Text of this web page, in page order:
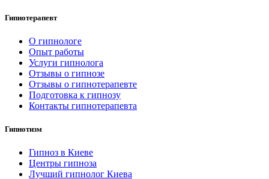
Гипнотерапевт
О гипнологе
Опыт работы
Услуги гипнолога
Отзывы о гипнозе
Отзывы о гипнотерапевте
Подготовка к гипнозу
Контакты гипнотерапевта
Гипнотизм
Гипноз в Киеве
Центры гипноза
Лучший гипнолог Киева